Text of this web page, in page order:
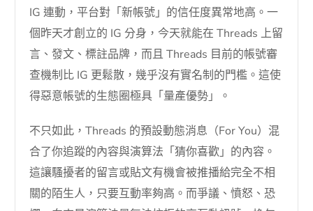
IG 連動，平台對「新帳號」的信任度異常地高。一
個昨天才創立的 IG 分身，今天就能在 Threads 上留
言、發文、標註品牌，而且 Threads 目前的帳號審
查機制比 IG 更鬆散，幾乎沒有實名制的門檻。這使
得惡意帳號的生態圈極具「量產優勢」。
不只如此，Threads 的預設動態消息（For You）混
合了你追蹤的內容與演算法「猜你喜歡」的內容。
這讓騷擾者的留言或貼文有機會被推播給完全不相
關的陌生人，只要互動率夠高。而爭議、憤怒、恐